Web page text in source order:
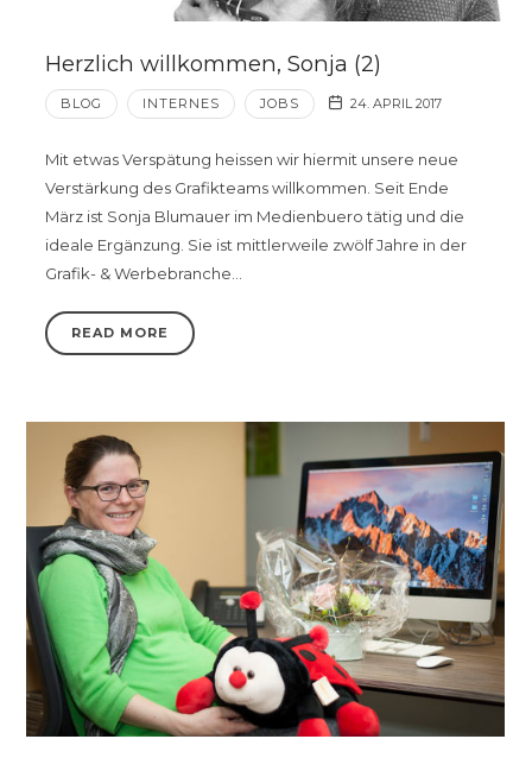
Herzlich willkommen, Sonja (2)
BLOG INTERNES JOBS 24. APRIL 2017
Mit etwas Verspätung heissen wir hiermit unsere neue
Verstärkung des Grafikteams willkommen. Seit Ende
März ist Sonja Blumauer im Medienbuero tätig und die
ideale Ergänzung. Sie ist mittlerweile zwölf Jahre in der
Grafik- & Werbebranche…
READ MORE